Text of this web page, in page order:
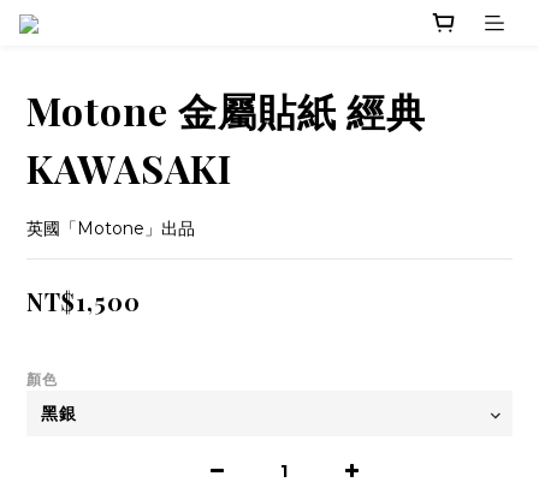
Motone 金屬貼紙 經典
KAWASAKI
英國「Motone」出品
NT$1,500
顏色